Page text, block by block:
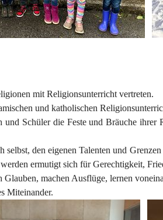
mit Religionsunterricht vertreten.
und katholischen
und Schüler die Feste und Bräuche
selbst, den eigenen Talenten und
ermutigt sich für Gerechtigkeit,
machen Ausflüge, lernen
Miteinander.